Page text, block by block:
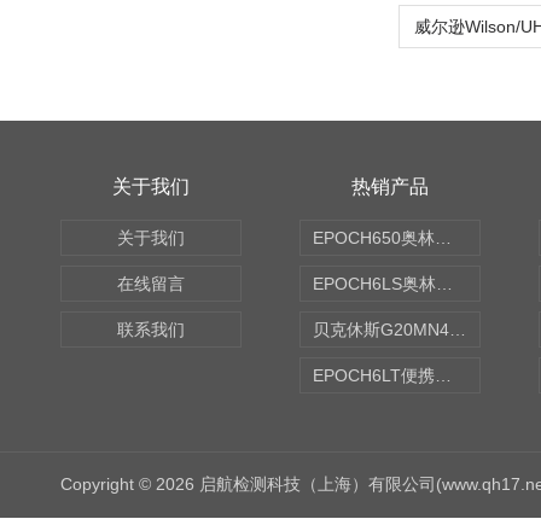
关于我们
关于我们
在线留言
联系我们
热销产品
Copyright © 2026 启航检测科技（上海）有限公司